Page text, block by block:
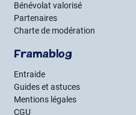
Bénévolat valorisé
Partenaires
Charte de modération
Framablog
Entraide
Guides et astuces
Mentions légales
CGU